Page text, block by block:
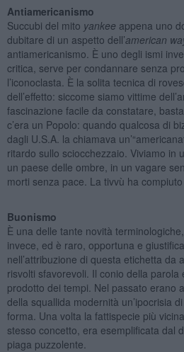
Antiamericanismo
Succubi del mito yankee appena uno
dubitare di un aspetto dell’american
antiamericanismo. È uno degli ismi
critica, serve per condannare senza
l’iconoclasta. È la solita tecnica di
dell’effetto: siccome siamo vittime
fascinazione facile da constatare,
c’era un Popolo: quando qualcosa di
dagli U.S.A. la chiamava
ritardo sullo sciocchezzaio. Viviamo in
un paese delle ombre, in un vagare
morti senza pace. La tivvù ha
Buonismo
È una delle tante novità terminologiche,
invece, ed è raro, opportuna e
nell’attribuzione di questa etichetta da
risvolti sfavorevoli. Il conio della
prodotto dei tempi. Nel passato erano
della squallida modernità un’ipocrisia
forma. Una volta la fattispecie più
stesso concetto, era esemplificata dal
piaga puzzolente.